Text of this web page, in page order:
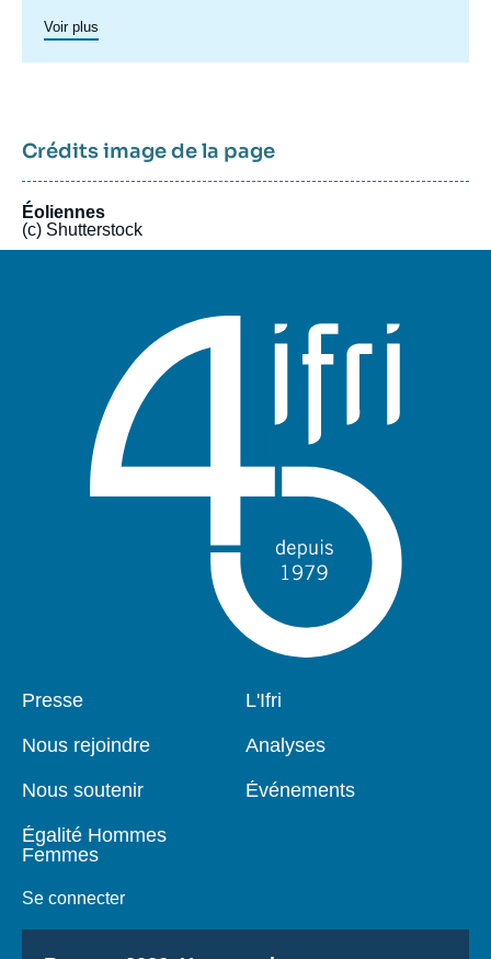
des politiques européennes de l’énergie et du climat, et des
internationales et d'événements à Paris et à Bruxelles,
Voir plus
Crédits image de la page
Éoliennes
(c) Shutterstock
Pied
Presse
Nous rejoindre
Nous soutenir
Égalité Hommes
Femmes
Se connecter
Navigation
L'Ifri
Analyses
Événements